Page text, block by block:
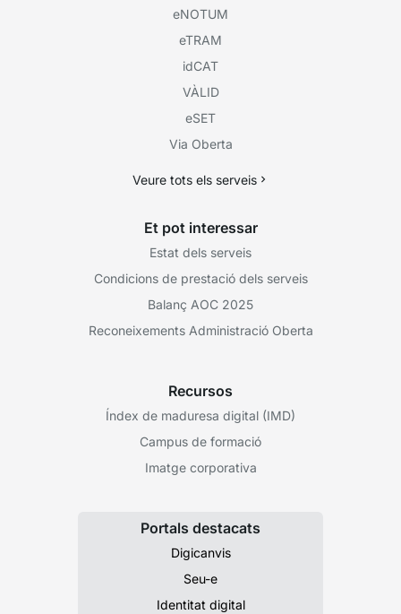
eNOTUM
eTRAM
idCAT
VÀLID
eSET
Via Oberta
Veure tots els serveis
Et pot interessar
Estat dels serveis
Condicions de prestació dels serveis
Balanç AOC 2025
Reconeixements Administració Oberta
Recursos
Índex de maduresa digital (IMD)
Campus de formació
Imatge corporativa
Portals destacats
Digicanvis
Seu-e
Identitat digital